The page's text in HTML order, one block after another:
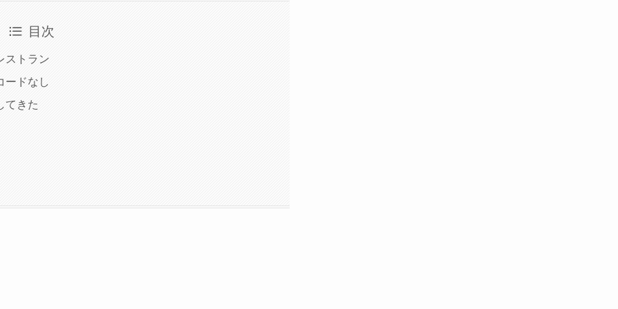
目次
ストラン
ードなし
てきた